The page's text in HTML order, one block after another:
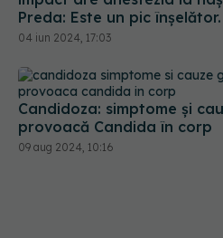
anestezia peridurală
04 iun 2024, 17:03
Candidoza: simptome și
provoacă Candida în corp
09 aug 2024, 10:16